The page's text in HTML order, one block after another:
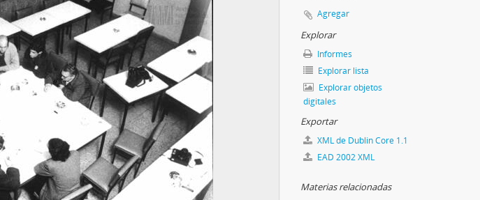
Agregar
Explorar
Informes
Explorar lista
Explorar objetos
digitales
Exportar
XML de Dublin Core 1.1
EAD 2002 XML
Materias relacionadas